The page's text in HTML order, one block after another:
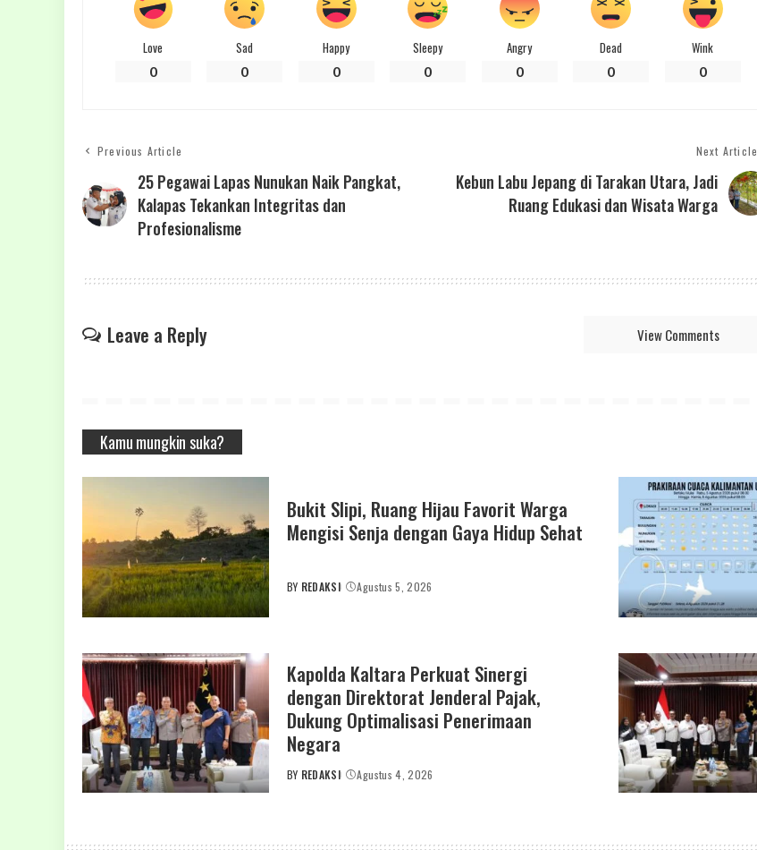
Love
0
Sad
0
Happy
0
Sleepy
0
Angry
0
Dead
0
Wink
0
Previous Article
25 Pegawai Lapas Nunukan Naik Pangkat,
Kalapas Tekankan Integritas dan
Profesionalisme
Next Article
Kebun Labu Jepang di Tarakan Utara, Jadi
Ruang Edukasi dan Wisata Warga
Leave a Reply View Comments
Kamu mungkin suka?
Bukit Slipi, Ruang Hijau Favorit Warga
Mengisi Senja dengan Gaya Hidup Sehat
POSTED
BY REDAKSI Agustus 5, 2026
Kapolda Kaltara Perkuat Sinergi
dengan Direktorat Jenderal Pajak,
Dukung Optimalisasi Penerimaan
Negara
POSTED
BY REDAKSI Agustus 4, 2026